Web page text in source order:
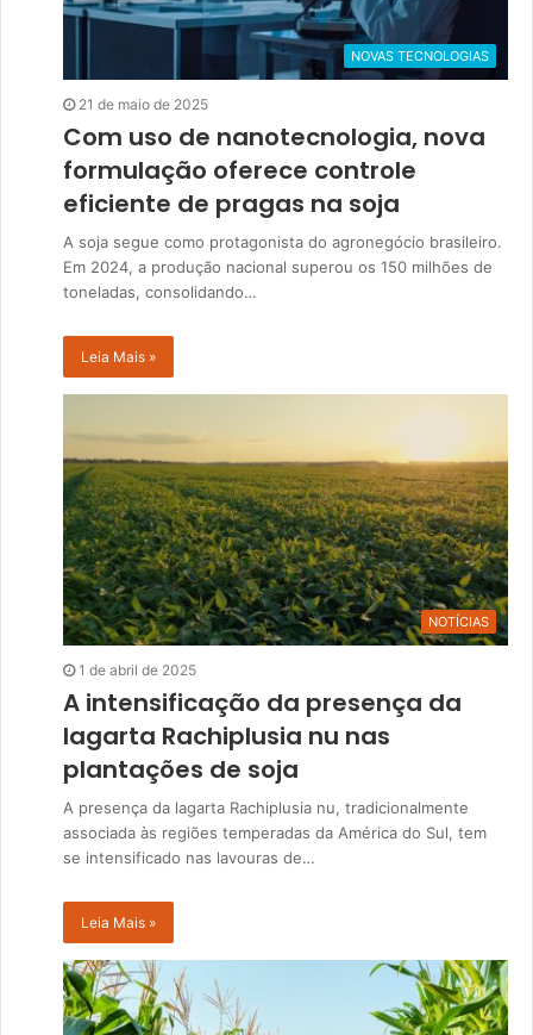
NOVAS TECNOLOGIAS
21 de maio de 2025
Com uso de nanotecnologia, nova
formulação oferece controle
eficiente de pragas na soja
A soja segue como protagonista do agronegócio brasileiro.
Em 2024, a produção nacional superou os 150 milhões de
toneladas, consolidando…
Leia Mais »
NOTÍCIAS
1 de abril de 2025
A intensificação da presença da
lagarta Rachiplusia nu nas
plantações de soja
A presença da lagarta Rachiplusia nu, tradicionalmente
associada às regiões temperadas da América do Sul, tem
se intensificado nas lavouras de…
Leia Mais »